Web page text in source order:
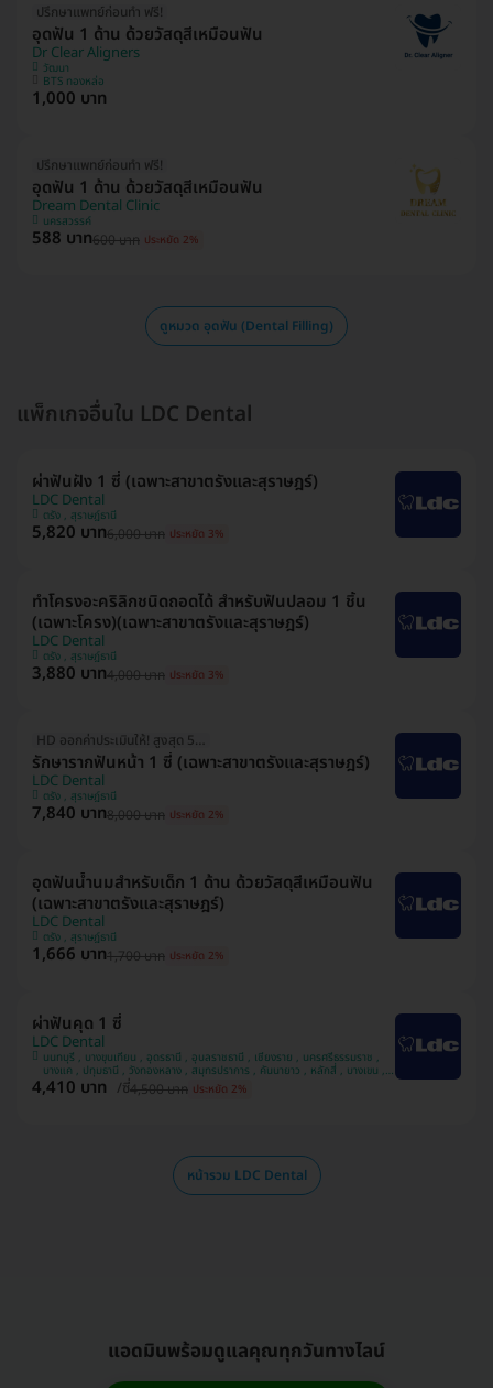
ปรึกษาแพทย์ก่อนทำ ฟรี!
อุดฟัน 1 ด้าน ด้วยวัสดุสีเหมือนฟัน
Dr Clear Aligners
วัฒนา
BTS ทองหล่อ
1,000 บาท
ปรึกษาแพทย์ก่อนทำ ฟรี!
อุดฟัน 1 ด้าน ด้วยวัสดุสีเหมือนฟัน
Dream Dental Clinic
นครสวรรค์
588 บาท600 บาท ประหยัด 2%
ดูหมวด อุดฟัน (Dental Filling)
แพ็กเกจอื่นใน LDC Dental
ผ่าฟันฝัง 1 ซี่ (เฉพาะสาขาตรังและสุราษฎร์)
LDC Dental
ตรัง , สุราษฎ์ธานี
5,820 บาท6,000 บาท ประหยัด 3%
ทำโครงอะคริลิกชนิดถอดได้ สำหรับฟันปลอม 1 ชิ้น
(เฉพาะโครง)(เฉพาะสาขาตรังและสุราษฎร์)
LDC Dental
ตรัง , สุราษฎ์ธานี
3,880 บาท4,000 บาท ประหยัด 3%
HD ออกค่าประเมินให้! สูงสุด 500 บ.
รักษารากฟันหน้า 1 ซี่ (เฉพาะสาขาตรังและสุราษฎร์)
LDC Dental
ตรัง , สุราษฎ์ธานี
7,840 บาท8,000 บาท ประหยัด 2%
อุดฟันน้ำนมสำหรับเด็ก 1 ด้าน ด้วยวัสดุสีเหมือนฟัน
(เฉพาะสาขาตรังและสุราษฎร์)
LDC Dental
ตรัง , สุราษฎ์ธานี
1,666 บาท1,700 บาท ประหยัด 2%
ผ่าฟันคุด 1 ซี่
LDC Dental
นนทบุรี , บางขุนเทียน , อุดรธานี , อุบลราชธานี , เชียงราย , นครศรีธรรมราช ,
บางแค , ปทุมธานี , วังทองหลาง , สมุทรปราการ , คันนายาว , หลักสี่ , บางเขน ,
สวนหลวง , มีนบุรี , นครพนม , ทวีวัฒนา
4,410 บาท /ซี่4,500 บาท ประหยัด 2%
หน้ารวม LDC Dental
แอดมินพร้อมดูแลคุณทุกวันทางไลน์